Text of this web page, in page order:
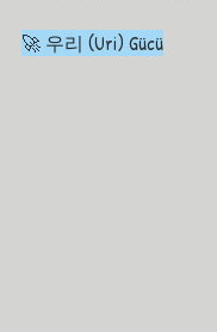
🚀 우리 (Uri) Gücü